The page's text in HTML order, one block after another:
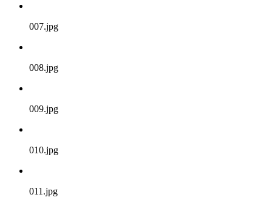
007.jpg
008.jpg
009.jpg
010.jpg
011.jpg